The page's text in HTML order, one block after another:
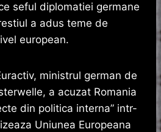
seful diplomatiei germane
a adus teme de
european.
ministrul german de
a acuzat Romania
din politica interna” intr-
Uniunea Europeana